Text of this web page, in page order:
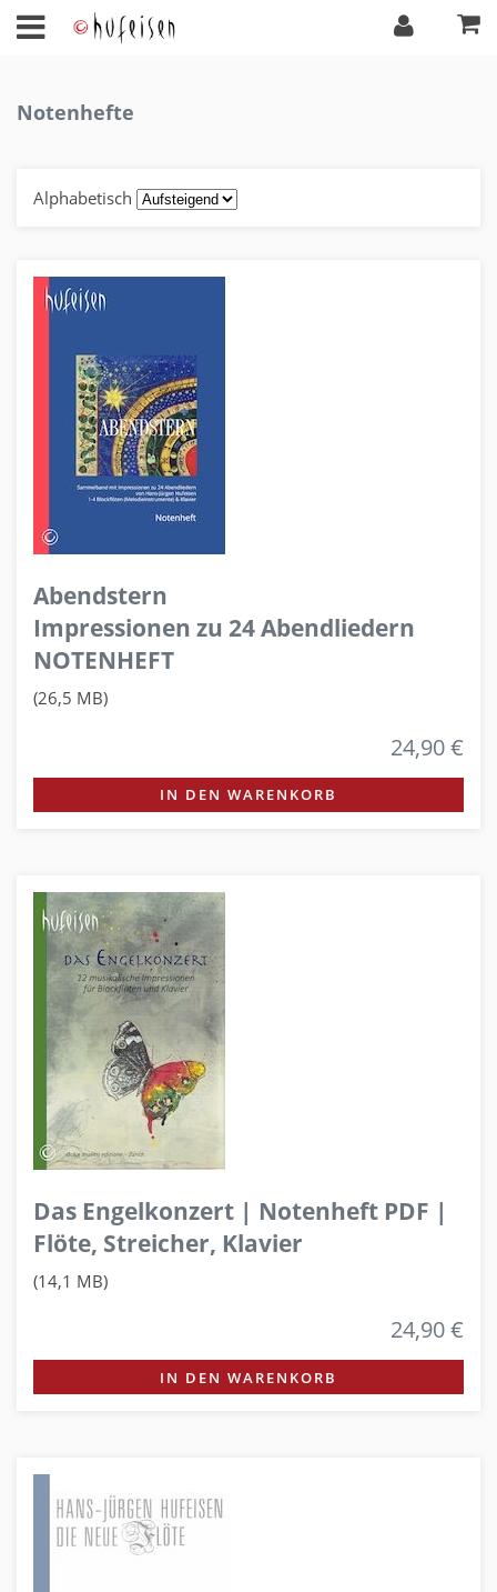
Notenhefte
Alphabetisch
Abendstern
Impressionen zu 24 Abendliedern
NOTENHEFT
(26,5 MB)
24,90 €
IN DEN WARENKORB
Das Engelkonzert | Notenheft PDF |
Flöte, Streicher, Klavier
(14,1 MB)
24,90 €
IN DEN WARENKORB